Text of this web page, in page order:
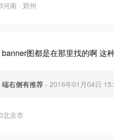
河南 · 郑州
图都是在那里找的啊 这
端右侧有推荐- 2016年01月04日
北京市